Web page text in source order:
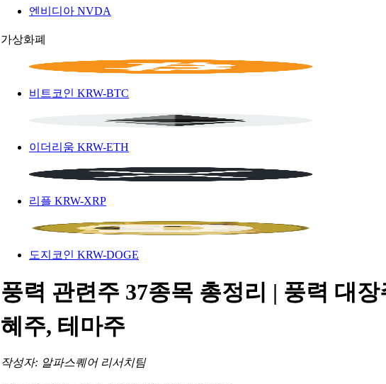
엔비디아 NVDA
가상화폐
비트코인 KRW-BTC
이더리움 KRW-ETH
리플 KRW-XRP
도지코인 KRW-DOGE
풍력 관련주 37종목 총정리 | 풍력 대장
혜주, 테마주
작성자: 알파스퀘어 리서치팀